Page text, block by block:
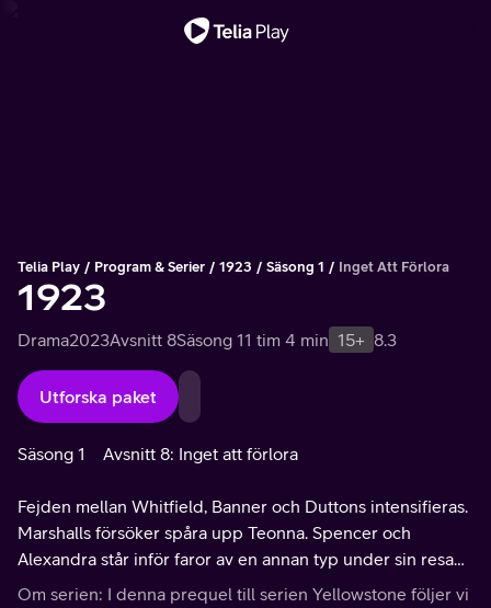
Telia Play Program & Serier 1923 Säsong 1 Inget Att Förlora
1923
Drama2023Avsnitt 8Säsong 11 tim 4 min 15+ 8.3
Utforska paket
Säsong 1 Avsnitt 8: Inget att förlora
Fejden mellan Whitfield, Banner och Duttons intensifieras.
Marshalls försöker spåra upp Teonna. Spencer och
Alexandra står inför faror av en annan typ under sin resa
hem på passagerarfartyget.
Om serien: I denna prequel till serien Yellowstone följer vi